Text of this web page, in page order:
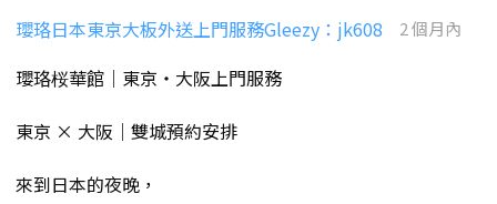
瓔珞日本東京大板外送上門服務Gleezy：jk608 2 個月內
瓔珞桜華館｜東京・大阪上門服務
東京 × 大阪｜雙城預約安排
來到日本的夜晚，